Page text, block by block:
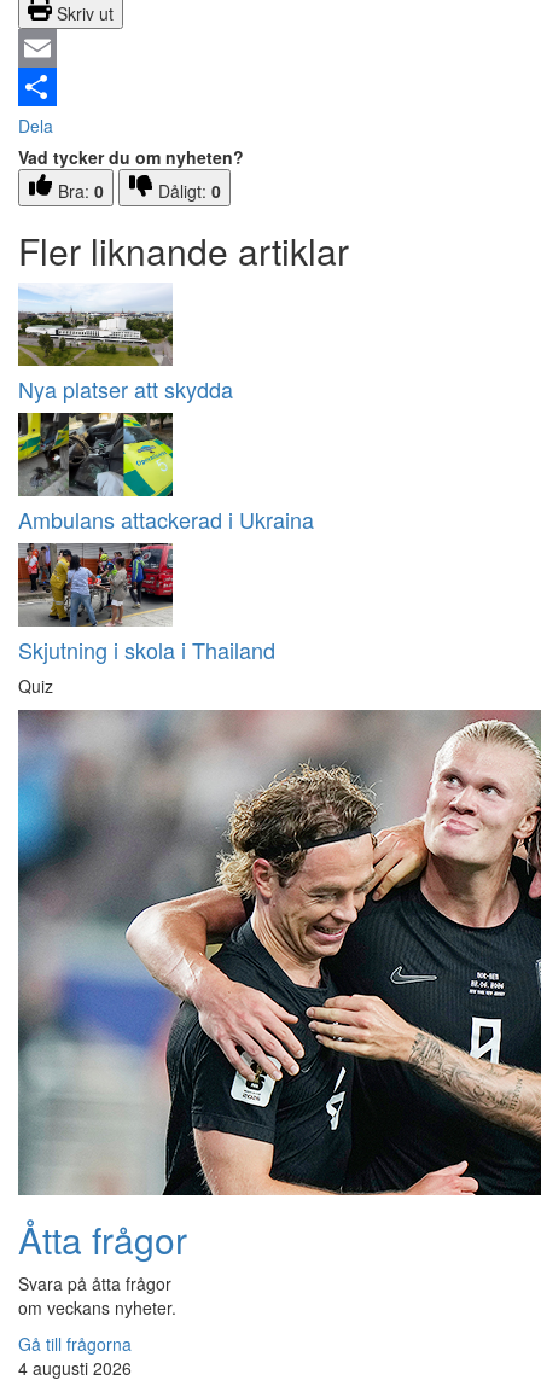
Skriv ut
Email
Dela
Vad tycker du om nyheten?
Bra: 0 Dåligt: 0
Fler liknande artiklar
Nya platser att skydda
Ambulans attackerad i Ukraina
Skjutning i skola i Thailand
Quiz
Åtta frågor
Svara på åtta frågor
om veckans nyheter.
Gå till frågorna
4 augusti 2026